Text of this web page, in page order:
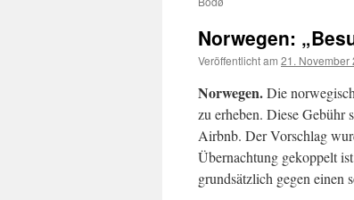
Norwegen:
Veröffentlicht am 21. November
Norwegen.Die
zu erheben. Diese
Airbnb. Der Vorschlag
Übernachtung gekoppelt
grundsätzlich gegen einen